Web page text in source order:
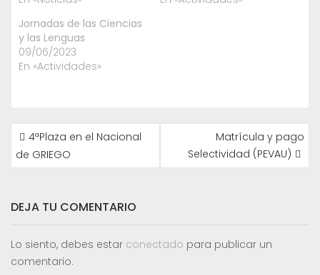
Jornadas de las Ciencias
y las Lenguas
09/06/2023
En «Actividades»
NAVEGACIÓN
DE
ENTRADAS
4ªPlaza en el Nacional
de GRIEGO
Matrícula y pago
Selectividad (PEVAU)
DEJA TU COMENTARIO
Lo siento, debes estar conectado para publicar un
comentario.